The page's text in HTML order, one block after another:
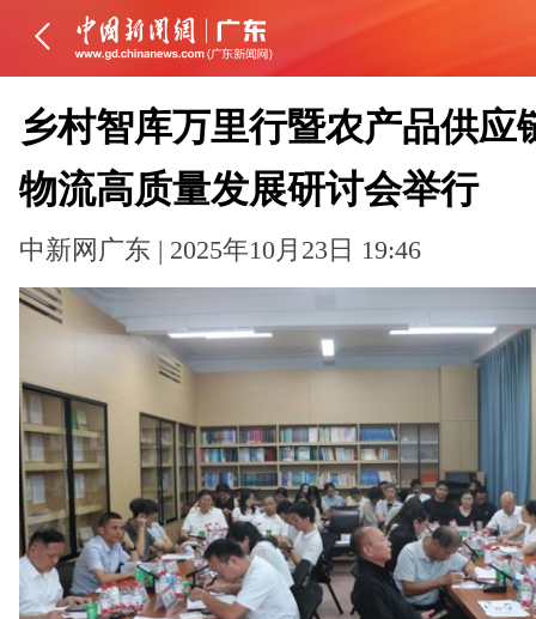
乡村智库万里行暨农产品供应
物流高质量发展研讨会举行
中新网广东 | 2025年10月23日 19:46